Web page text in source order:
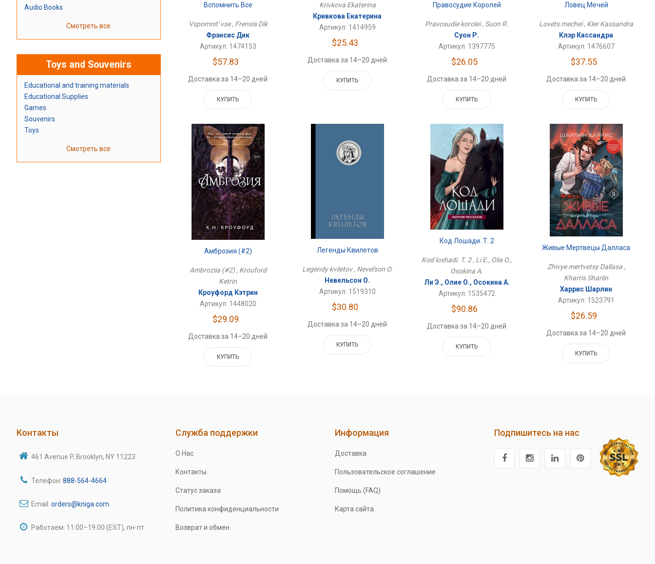
Audio Books
Смотреть все
Toys and Souvenirs
Educational and training materials
Educational Supplies
Games
Souvenirs
Toys
Смотреть все
Вспомнить Все
Vspomnit' vse , Frensis Dik
Фрэнсис Дик
Артикул: 1474153
$57.83
Доставка за 14–20 дней
КУПИТЬ
Krivkova Ekaterina
Кривкова Екатерина
Артикул: 1414959
$25.43
Доставка за 14–20 дней
КУПИТЬ
Правосудие Королей
Pravosudie korolei , Suon R.
Суон Р.
Артикул: 1397775
$26.05
Доставка за 14–20 дней
КУПИТЬ
Ловец Мечей
Lovets mechei , Kler Kassandra
Клэр Кассандра
Артикул: 1476607
$37.55
Доставка за 14–20 дней
КУПИТЬ
Амброзия (#2)
Ambroziia (#2) , Krouford
Ketrin
Кроуфорд Кэтрин
Артикул: 1448020
$29.09
Доставка за 14–20 дней
КУПИТЬ
Легенды Квилетов
Legendy kviletov , Nevel'son O.
Невельсон О.
Артикул: 1519310
$30.80
Доставка за 14–20 дней
КУПИТЬ
Код Лошади. Т. 2
Kod loshadi. T. 2 , Li E., Olie O.,
Osokina A.
Ли Э., Олие О., Осокина А.
Артикул: 1535472
$90.86
Доставка за 14–20 дней
КУПИТЬ
Живые Мертвецы Далласа
Zhivye mertvetsy Dallasa ,
Kharris Sharlin
Харрис Шарлин
Артикул: 1523791
$26.59
Доставка за 14–20 дней
КУПИТЬ
Контакты
461 Avenue P, Brooklyn, NY 11223
Телефон: 888-564-4664
Email: orders@kniga.com
Работаем: 11:00–19:00 (EST), пн-пт
Служба поддержки
О Нас
Контакты
Статус заказа
Политика конфиденциальности
Возврат и обмен
Информация
Доставка
Пользовательское соглашение
Помощь (FAQ)
Карта сайта
Подпишитесь на нас